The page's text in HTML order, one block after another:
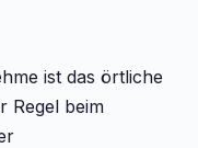
ist das örtliche
Regel beim